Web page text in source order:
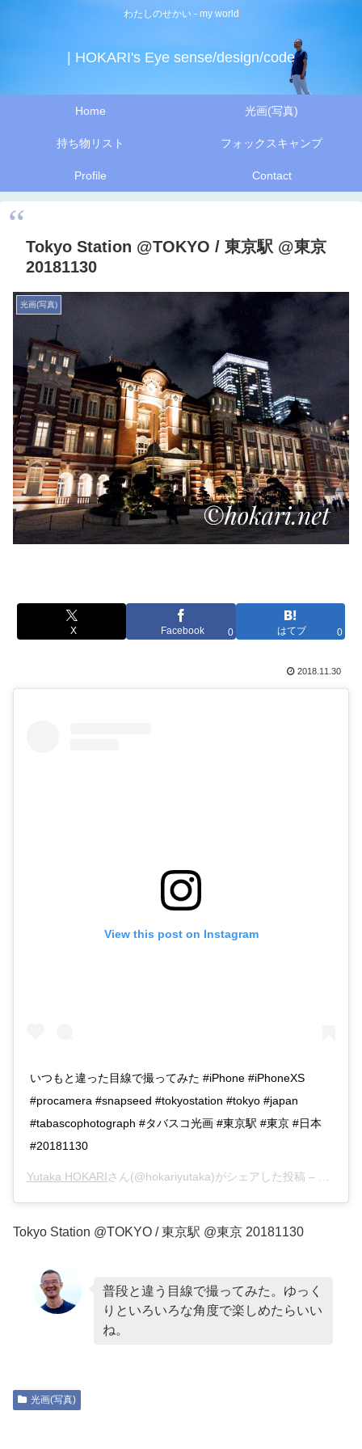
わたしのせかい - my world
| HOKARI's Eye sense/design/code
Home 光画(写真)
持ち物リスト フォックスキャンプ
Profile Contact
Tokyo Station @TOKYO / 東京駅 @東京
20181130
光画(写真)
X Facebook 0 はてブ 0
2018.11.30
View this post on Instagram
いつもと違った目線で撮ってみた #iPhone #iPhoneXS
#procamera #snapseed #tokyostation #tokyo #japan
#tabascophotograph #タバスコ光画 #東京駅 #東京 #日本
#20181130
Yutaka HOKARIさん(@hokariyutaka)がシェアした投稿 – 2018年
Tokyo Station @TOKYO / 東京駅 @東京 20181130
普段と違う目線で撮ってみた。ゆっく
りといろいろな角度で楽しめたらいい
ね。
光画(写真)